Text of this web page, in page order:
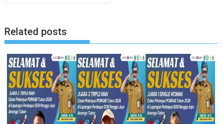
Related posts